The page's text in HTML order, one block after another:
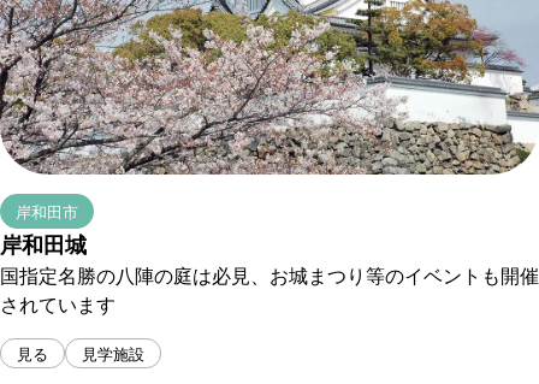
岸和田市
岸和田城
国指定名勝の八陣の庭は必見、お城まつり等のイベントも開催
されています
見る 見学施設